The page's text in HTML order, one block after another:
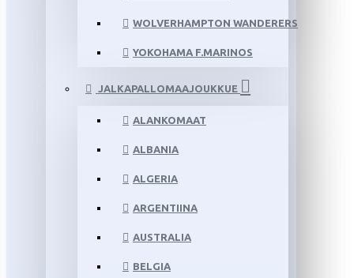
WOLVERHAMPTON WANDERERS
YOKOHAMA F.MARINOS
JALKAPALLOMAAJOUKKUE
ALANKOMAAT
ALBANIA
ALGERIA
ARGENTIINA
AUSTRALIA
BELGIA